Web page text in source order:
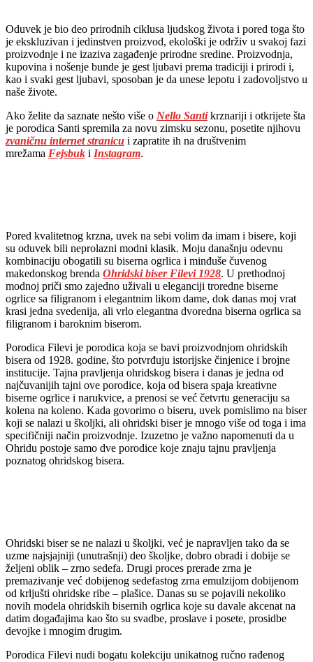
Oduvek je bio deo prirodnih ciklusa ljudskog života i pored toga što
je ekskluzivan i jedinstven proizvod, ekološki je održiv u svakoj fazi
proizvodnje i ne izaziva zagađenje prirodne sredine. Proizvodnja,
kupovina i nošenje bunde je gest ljubavi prema tradiciji i prirodi i,
kao i svaki gest ljubavi, sposoban je da unese lepotu i zadovoljstvo u
naše živote.
Ako želite da saznate nešto više o Nello Santikrznariji i otkrijete šta
je porodica Santi spremila za novu zimsku sezonu, posetite njihovu
zvaničnu internet stranicu i zapratite ih na društvenim
mrežama Fejsbuk i Instagram.
Pored kvalitetnog krzna, uvek na sebi volim da imam i bisere, koji
su oduvek bili neprolazni modni klasik. Moju današnju odevnu
kombinaciju obogatili su biserna ogrlica i minđuše čuvenog
makedonskog brenda Ohridski biser Filevi 1928. U prethodnoj
modnoj priči smo zajedno uživali u eleganciji troredne biserne
ogrlice sa filigranom i elegantnim likom dame, dok danas moj vrat
krasi jedna svedenija, ali vrlo elegantna dvoredna biserna ogrlica sa
filigranom i baroknim biserom.
Porodica Filevi je porodica koja se bavi proizvodnjom ohridskih
bisera od 1928. godine, što potvrđuju istorijske činjenice i brojne
institucije. Tajna pravljenja ohridskog bisera i danas je jedna od
najčuvanijih tajni ove porodice, koja od bisera spaja kreativne
biserne ogrlice i narukvice, a prenosi se već četvrtu generaciju sa
kolena na koleno. Kada govorimo o biseru, uvek pomislimo na biser
koji se nalazi u školjki, ali ohridski biser je mnogo više od toga i ima
specifičniji način proizvodnje. Izuzetno je važno napomenuti da u
Ohridu postoje samo dve porodice koje znaju tajnu pravljenja
poznatog ohridskog bisera.
Ohridski biser se ne nalazi u školjki, već je napravljen tako da se
uzme najsjajniji (unutrašnji) deo školjke, dobro obradi i dobije se
željeni oblik – zrno sedefa. Drugi proces prerade zrna je
premazivanje već dobijenog sedefastog zrna emulzijom dobijenom
od krljušti ohridske ribe – plašice. Danas su se pojavili nekoliko
novih modela ohridskih bisernih ogrlica koje su davale akcenat na
datim događajima kao što su svadbe, proslave i posete, prosidbe
devojke i mnogim drugim.
Porodica Filevi nudi bogatu kolekciju unikatnog ručno rađenog